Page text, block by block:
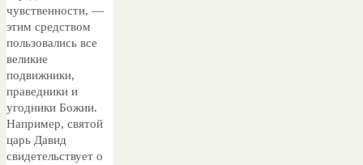
чувственности, —
этим средством
пользовались все
великие
подвижники,
праведники и
угодники Божии.
Например, святой
царь Давид
свидетельствует о